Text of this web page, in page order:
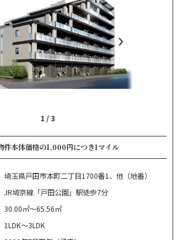
1 /3
件本体価格の1,000円につき1マイル
埼玉県戸田市本町二丁目1700番1、他（地番）
JR埼京線「戸田公園」駅徒歩7分
30.00㎡～65.56㎡
1LDK～3LDK